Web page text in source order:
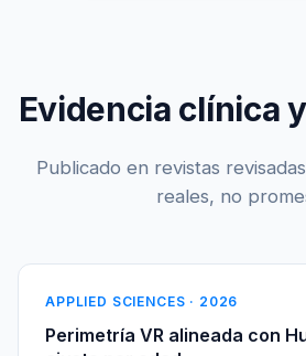
Evidencia clínica
Publicado en revistas
reales, no
APPLIED SCIENCES · 2026
Perimetría VR alineada con